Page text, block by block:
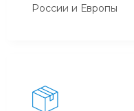
России и Европы